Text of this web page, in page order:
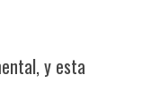
y esta